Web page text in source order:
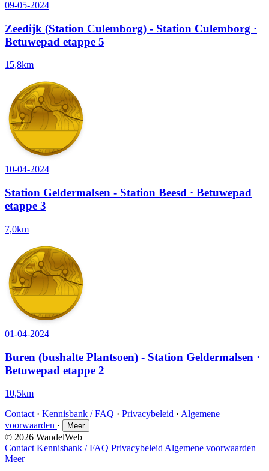
09-05-2024
Zeedijk (Station Culemborg) - Station Culemborg ·
Betuwepad etappe 5
15,8km
10-04-2024
Station Geldermalsen - Station Beesd · Betuwepad
etappe 3
7,0km
01-04-2024
Buren (bushalte Plantsoen) - Station Geldermalsen ·
Betuwepad etappe 2
10,5km
Contact · Kennisbank / FAQ · Privacybeleid · Algemene
voorwaarden · Meer
© 2026 WandelWeb
Contact Kennisbank / FAQ Privacybeleid Algemene voorwaarden
Meer